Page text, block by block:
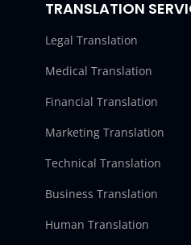
TRANSLATION
Legal Translation
Medical Translation
Financial Translation
Marketing Translation
Technical Translation
Business Translation
Human Translation